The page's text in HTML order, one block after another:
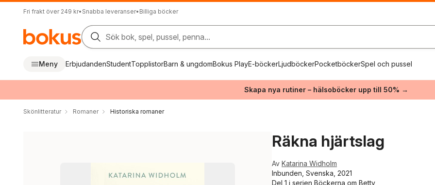
Fri frakt över 249 kr• Snabba leveranser• Billiga böcker
Sök bok, spel, pussel, penna...
Meny ErbjudandenStudentTopplistorBarn & ungdomBokus PlayE-böckerLjudböckerPocketböckerSpel och pussel
Skapa nya rutiner – hälsoböcker upp till 50% →
Skönlitteratur Romaner Historiska romaner
Räkna hjärtslag
Av Katarina Widholm
Inbunden, Svenska, 2021
Del 1 i serien Böckerna om Betty